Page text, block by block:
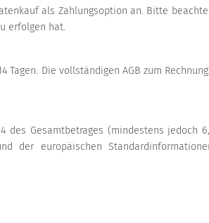
als Zahlungsoption an. Bitte
erfolgen hat.
Die vollständigen AGB zum
Gesamtbetrages (mindestens jedoch
der europäischen